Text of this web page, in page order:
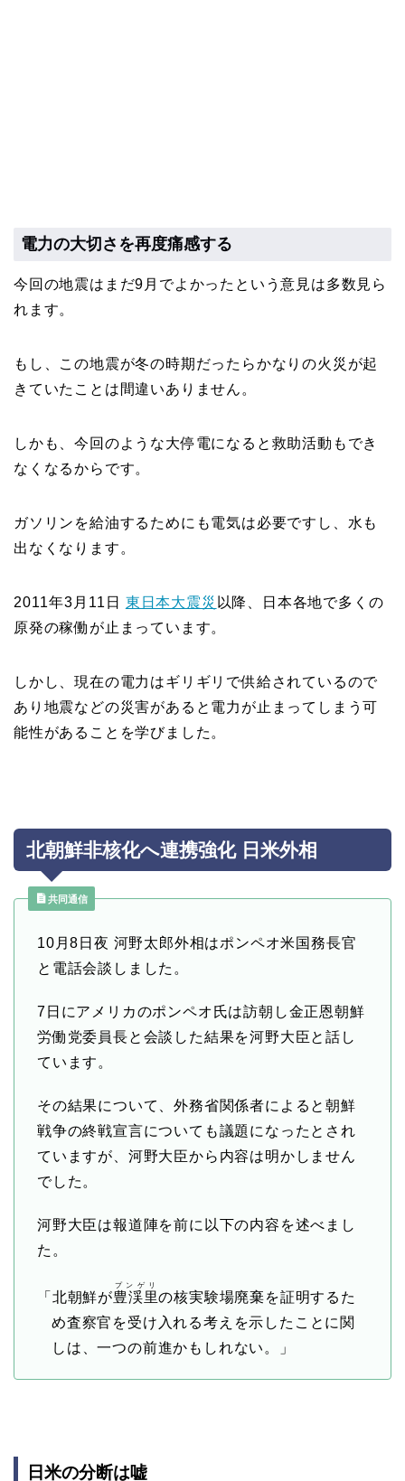
電力の大切さを再度痛感する
今回の地震はまだ9月でよかったという意見は多数見ら
れます。
もし、この地震が冬の時期だったらかなりの火災が起
きていたことは間違いありません。
しかも、今回のような大停電になると救助活動もでき
なくなるからです。
ガソリンを給油するためにも電気は必要ですし、水も
出なくなります。
2011年3月11日 東日本大震災 以降、日本各地で多くの
原発の稼働が止まっています。
しかし、現在の電力はギリギリで供給されているので
あり地震などの災害があると電力が止まってしまう可
能性があることを学びました。
北朝鮮非核化へ連携強化 日米外相
共同通信
10月8日夜 河野太郎外相はポンペオ米国務長官
と電話会談しました。
7日にアメリカのポンペオ氏は訪朝し金正恩朝鮮
労働党委員長と会談した結果を河野大臣と話し
ています。
その結果について、外務省関係者によると朝鮮
戦争の終戦宣言についても議題になったとされ
ていますが、河野大臣から内容は明かしません
でした。
河野大臣は報道陣を前に以下の内容を述べまし
た。
「北朝鮮が豊渓里
プンゲリ
の核実験場廃棄を証明するた
め査察官を受け入れる考えを示したことに関
しは、一つの前進かもしれない。」
日米の分断は嘘